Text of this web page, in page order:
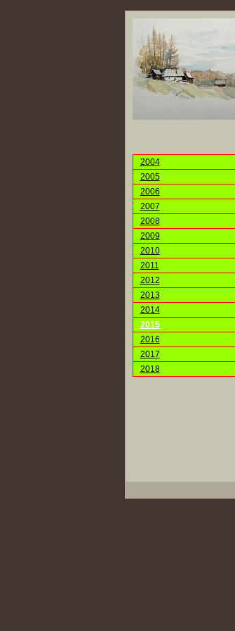
2004
2005
2006
2007
2008
2009
2010
2011
2012
2013
2014
2015
2016
2017
2018